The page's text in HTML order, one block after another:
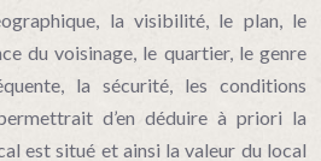
la visibilité, le plan, le
du voisinage, le quartier, le genre
la sécurité, les conditions
d’en déduire à priori la
est situé et ainsi la valeur du local